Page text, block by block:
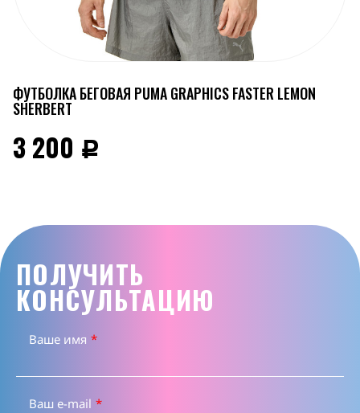
ФУТБОЛКА БЕГОВАЯ PUMA GRAPHICS FASTER LEMON
SHERBERT
3 200 Р
ПОЛУЧИТЬ
КОНСУЛЬТАЦИЮ
Ваше имя *
Ваш e-mail *